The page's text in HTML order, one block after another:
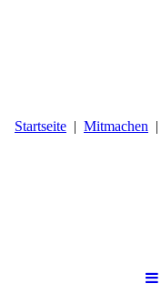
Startseite Mitmachen